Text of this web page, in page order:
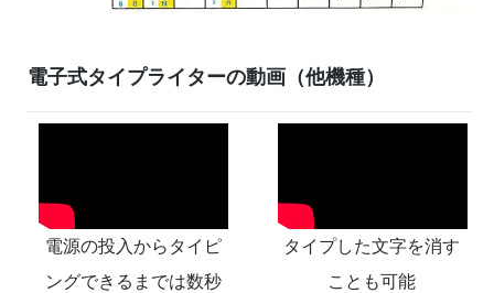
電子式タイプライターの動画（他機種）
電源の投入からタイピ
ングできるまでは数秒
タイプした文字を消す
ことも可能